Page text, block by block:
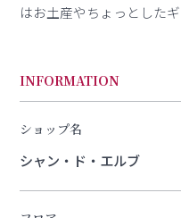
はお土産やちょっとした
INFORMATION
ショップ名
シャン・ド・エルブ